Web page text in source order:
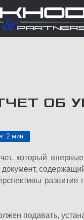
ОБ
2 мин.
который
подавать,